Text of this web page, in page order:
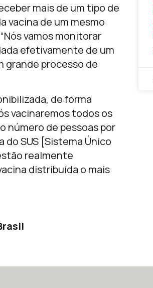
mais de um tipo de
vacina de um mesmo
vamos monitorar
efetivamente de um
grande processo de
de forma
vacinaremos todos os
número de pessoas por
SUS [Sistema Único
realmente
distribuída o mais